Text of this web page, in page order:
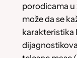
porodicama u
može da se
karakteristika